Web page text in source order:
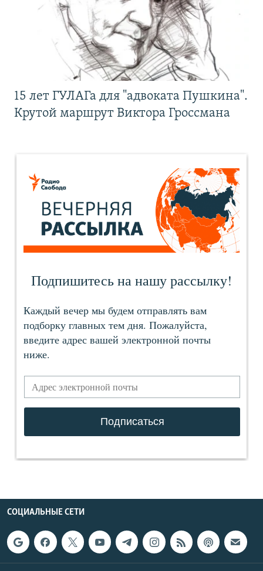
15 лет ГУЛАГа для "адвоката Пушкина".
Крутой маршрут Виктора Гроссмана
СОЦИАЛЬНЫЕ СЕТИ